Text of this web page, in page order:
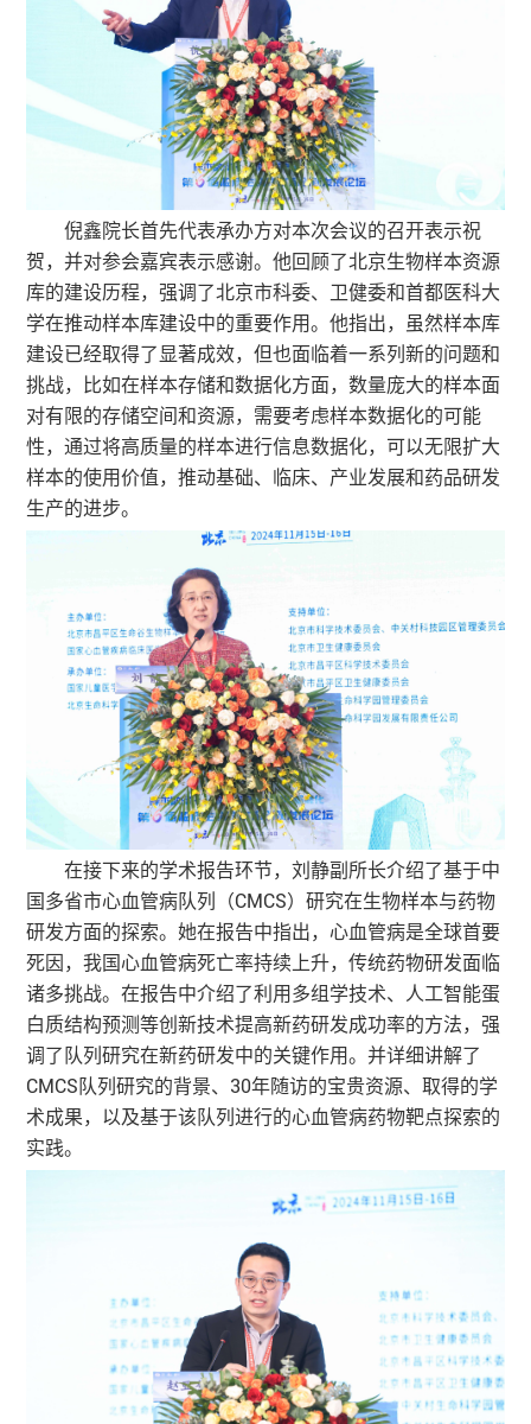
倪鑫院长首先代表承办方对本次会议的召开表示祝
贺，并对参会嘉宾表示感谢。他回顾了北京生物样本资源
库的建设历程，强调了北京市科委、卫健委和首都医科大
学在推动样本库建设中的重要作用。他指出，虽然样本库
建设已经取得了显著成效，但也面临着一系列新的问题和
挑战，比如在样本存储和数据化方面，数量庞大的样本面
对有限的存储空间和资源，需要考虑样本数据化的可能
性，通过将高质量的样本进行信息数据化，可以无限扩大
样本的使用价值，推动基础、临床、产业发展和药品研发
生产的进步。
在接下来的学术报告环节，刘静副所长介绍了基于中
国多省市心血管病队列（CMCS）研究在生物样本与药物
研发方面的探索。她在报告中指出，心血管病是全球首要
死因，我国心血管病死亡率持续上升，传统药物研发面临
诸多挑战。在报告中介绍了利用多组学技术、人工智能蛋
白质结构预测等创新技术提高新药研发成功率的方法，强
调了队列研究在新药研发中的关键作用。并详细讲解了
CMCS队列研究的背景、30年随访的宝贵资源、取得的学
术成果，以及基于该队列进行的心血管病药物靶点探索的
实践。